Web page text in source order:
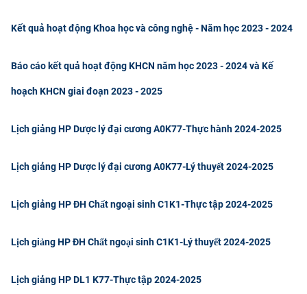
Kết quả hoạt động Khoa học và công nghệ - Năm học 2023 - 2024
Báo cáo kết quả hoạt động KHCN năm học 2023 - 2024 và Kế
hoạch KHCN giai đoạn 2023 - 2025
Lịch giảng HP Dược lý đại cương A0K77-Thực hành 2024-2025
Lịch giảng HP Dược lý đại cương A0K77-Lý thuyết 2024-2025
Lịch giảng HP ĐH Chất ngoại sinh C1K1-Thực tập 2024-2025
Lịch giảng HP ĐH Chất ngoại sinh C1K1-Lý thuyết 2024-2025
Lịch giảng HP DL1 K77-Thực tập 2024-2025